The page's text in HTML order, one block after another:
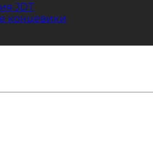
JDT
концевики